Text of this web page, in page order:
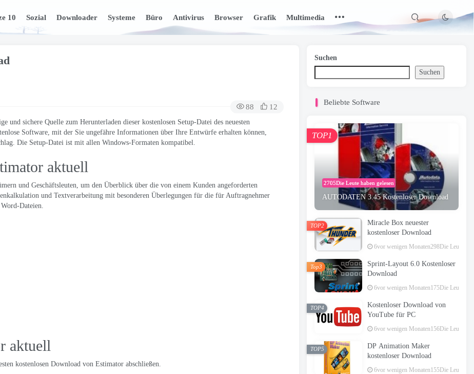
10 Sozial Downloader Systeme Büro Antivirus Browser Grafik Multimedia
88 12
und sichere Quelle zum Herunterladen dieser kostenlosen Setup-Datei des neuesten
Software, mit der Sie ungefähre Informationen über Ihre Entwürfe erhalten können,
Die Setup-Datei ist mit allen Windows-Formaten kompatibel.
aktuell
und Geschäftsleuten, um den Überblick über die von einem Kunden angeforderten
und Textverarbeitung mit besonderen Überlegungen für die für Auftragnehmer
Dateien.
aktuell
kostenlosen Download von Estimator abschließen.
Suchen
Suchen
Beliebte Software
2705Die Leute haben gelesen
AUTODATEN 3.45 Kostenloser Download
TOP1
Miracle Box neuester
kostenloser Download
6vor wenigen Monaten298Die Leute
TOP2
Sprint-Layout 6.0 Kostenloser
Download
6vor wenigen Monaten175Die Leute
Top3
Kostenloser Download von
YouTube für PC
6vor wenigen Monaten156Die Leute
TOP4
DP Animation Maker
kostenloser Download
6vor wenigen Monaten155Die Leute
TOP5